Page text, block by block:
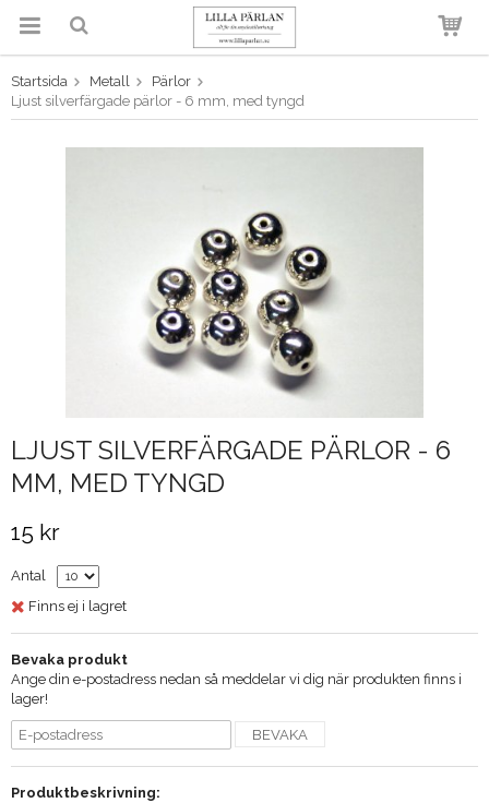
Produkten har blivit tillagd i
varukorgen
Startsida Metall
Pärlor
Ljust silverfärgade pärlor - 6 mm, med tyngd
LJUST SILVERFÄRGADE PÄRLOR - 6
MM, MED TYNGD
15 kr
Antal
Finns ej i lagret
Bevaka produkt
Ange din e-postadress nedan så meddelar vi dig när produkten finns i
lager!
BEVAKA
Produktbeskrivning: